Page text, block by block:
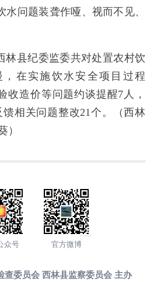
水问题装聋作哑、视而不见、
林县纪委监委共对处置农村饮
在实施饮水安全项目过程
收造价等问题约谈提醒7人，
相关问题整改21个。（西林
）
众号 官方微博
查委员会 西林县监察委员会 主办